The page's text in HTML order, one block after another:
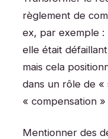
règlement de
ex, par exemple
elle était
mais cela
dans un rôle de
« compensation
Mentionner des